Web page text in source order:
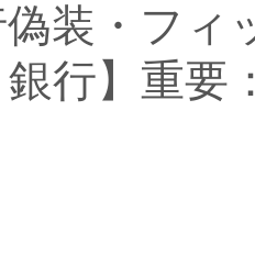
偽装・フィ
行】重要